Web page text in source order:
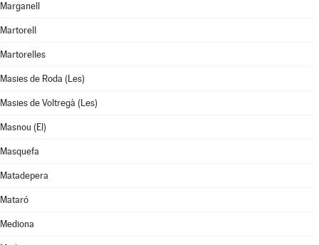
Marganell
Martorell
Martorelles
Masies de Roda (Les)
Masies de Voltregà (Les)
Masnou (El)
Masquefa
Matadepera
Mataró
Mediona